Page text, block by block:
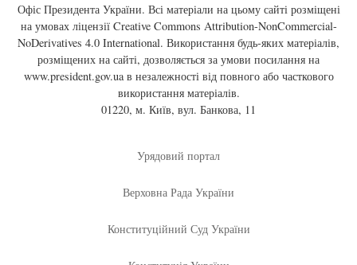
Офіс Президента України. Всі матеріали на цьому сайті розміщені
на умовах ліцензії Creative Commons Attribution-NonCommercial-
NoDerivatives 4.0 International. Використання будь-яких матеріалів,
розміщених на сайті, дозволяється за умови посилання на
www.president.gov.uaв незалежності від повного або часткового
використання матеріалів.
01220, м. Київ, вул. Банкова, 11
Урядовий портал
Верховна Рада України
Конституційний Суд України